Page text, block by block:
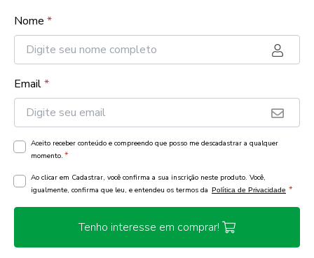
Nome *
Email*
Aceito receber conteúdo e compreendo que posso me descadastrar a qualquer
momento. *
Ao clicar em Cadastrar, você confirma a sua inscrição neste produto. Você,
igualmente, confirma que leu, e entendeu os termos da Política de Privacidade *
Tenho interesse em comprar!